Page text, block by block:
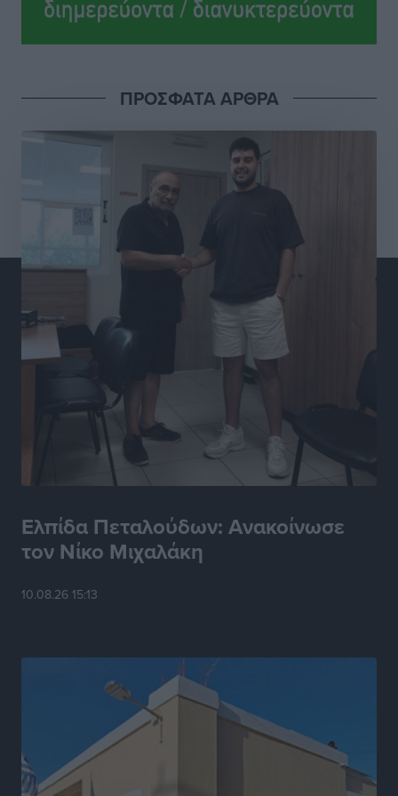
Τοπικές Ειδήσεις
Πόθιας με χρηματοδότηση 3,58 εκατ. ευρώ από το
Τοπικές Ειδήσεις
Την Παρασκευή 21 Αυγούστου η τελετή εγκαινίων
του νέου Περιφερειακού Πολυδύναμου Ιατρείου
Γενναδίου παρουσία του Άδωνι Γεωργιάδη
• πριν 4 ώρες
Στη Λέρο ο πρόεδρος του ΠΑΣΟΚ Νίκος Ανδρουλάκης
Τοπικές Ειδήσεις•
Στα 2-2,35 GW ο στόχος για τα πρώτα υπεράκτια
αιολικά πάρκα που θα λειτουργήσουν στη χώρα μας
Ειδήσεις• πριν 6 ώρες
Η Ελλάδα κρατά το τουριστικό momentum, παρά τις
γεωπολιτικές αναταράξεις
Σε κόκκινο συναγερμό επτά Περιφέρειες – Οι οδηγίες
Πυρκαγιάς
– Στο μικροσκόπιο τουριστικοί προορισμοί, ταμειακές
και συναλλαγές POS
πριν 6 ώρες
Δημόσιο: Το νέο καθεστώς επιλογής προϊσταμένων, τι
ΠΡΟΣΦΑΤΑ ΑΡΘΡΑ
Ελπίδα Πεταλούδων: Ανακοίνωσε
τον Νίκο Μιχαλάκη
10.08.26 15:13